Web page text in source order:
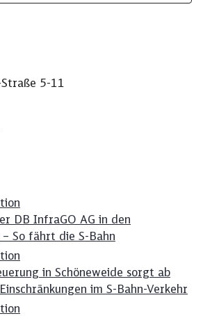
5-11
DB InfraGO AG in den
So fährt die S-Bahn
in Schöneweide sorgt ab
im S-Bahn-Verkehr